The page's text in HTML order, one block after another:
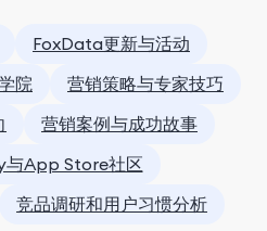
FoxData更新与活动
院
营销策略与专家技巧
营销案例与成功故事
App Store社区
竞品调研和用户习惯分析